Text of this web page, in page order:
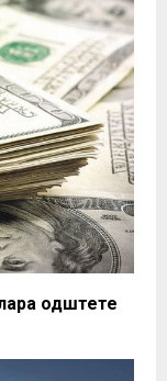
одштете